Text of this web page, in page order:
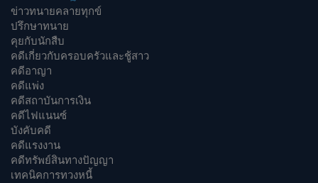
ข่าวทนายคลายทุกข์
ปรึกษาทนาย
คุยกับนักสืบ
คดีเกี่ยวกับครอบครัวและชู้สาว
คดีอาญา
คดีแพ่ง
คดีสถาบันการเงิน
คดีไฟแนนซ์
บังคับคดี
คดีแรงงาน
คดีทรัพย์สินทางปัญญา
เทคนิคการทวงหนี้